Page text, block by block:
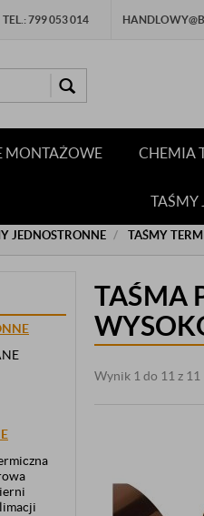
TEL.: 799 053 014
MONTAŻOWE CHEMIA
TAŚMY
JEDNOSTRONNE TAŚMY
TAŚMA
Wynik 1 do 11 z 11